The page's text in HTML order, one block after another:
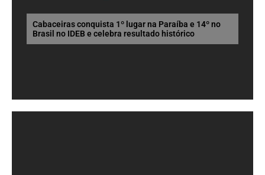
Cabaceiras conquista 1º lugar na Paraíba e 14º no
Brasil no IDEB e celebra resultado histórico